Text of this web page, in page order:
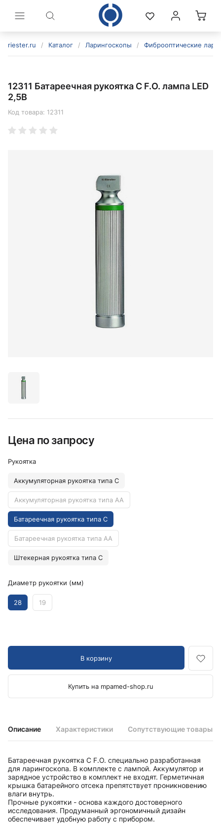
riester.ru / Каталог / Ларингоскопы / Фиброоптические
Описание Характеристики Сопутствующие товары
Батареечная рукоятка C F.O. специально разработанная
для ларингоскопа. В комплекте с лампой. Аккумулятор и
зарядное устройство в комплект не входят. Герметичная
крышка батарейного отсека препятствует проникновению
влаги внутрь.
Прочные рукоятки - основа каждого достоверного
исследования. Продуманный эргономичный дизайн
обеспечивает удобную работу с прибором.
12311 Батареечная рукоятка C F.O. лампа LED
2,5В
Код товара: 12311
Цена по запросу
Рукоятка
Аккумуляторная рукоятка типа C
Аккумуляторная рукоятка типа AA
Батареечная рукоятка типа C
Батареечная рукоятка типа AA
Штекерная рукоятка типа C
Диаметр рукоятки (мм)
28 19
В корзину
Купить на mpamed-shop.ru
политикой конфиденциальности